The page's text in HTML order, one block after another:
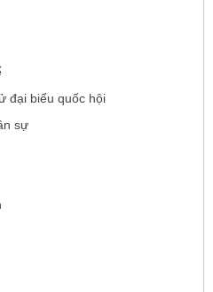
đại biểu quốc hội
sự